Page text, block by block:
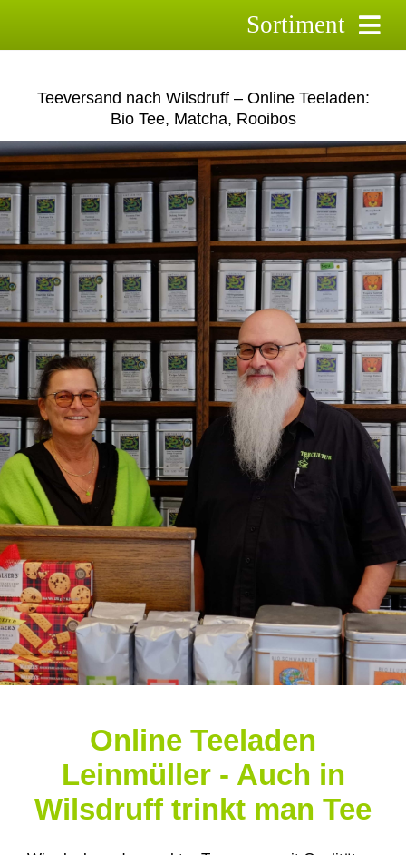
Sortiment
Grüntee
Rooibostee
Kräutertee
Früchtetee
Saison-Tee`s
Aktionstee
Pyramidenbeutel
Zubehör
Teeversand nach Wilsdruff – Online Teeladen:
Bio Tee, Matcha, Rooibos
Online Teeladen
Leinmüller - Auch in
Wilsdruff trinkt man Tee